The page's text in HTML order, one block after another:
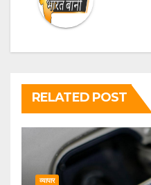
RELATED POST
व्यापार